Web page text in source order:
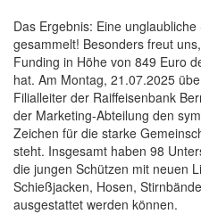
Das Ergebnis: Eine
gesammelt! Besonders freut
Funding in Höhe von 849 Euro
hat. Am Montag, 21.07.2025
Filialleiter der Raiffeisenbank
der Marketing-Abteilung den
Zeichen für die starke
steht. Insgesamt haben 98
die jungen Schützen mit neuen
Schießjacken, Hosen,
ausgestattet werden können.